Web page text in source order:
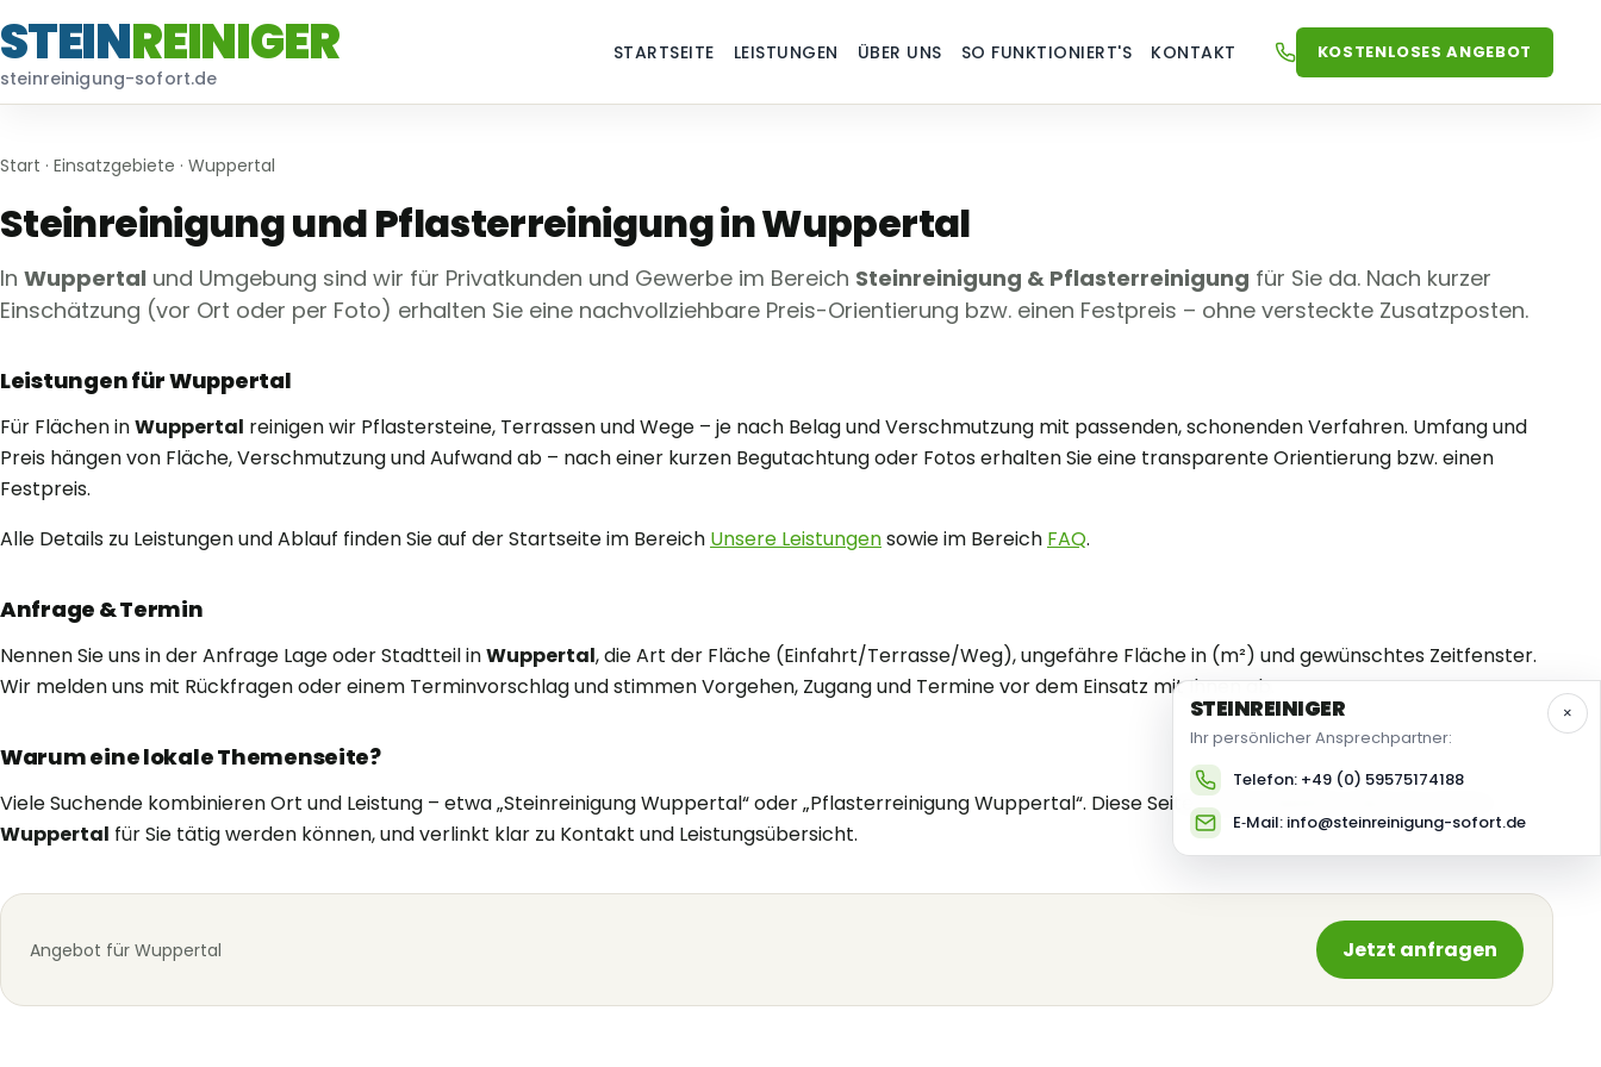
STEINREINIGER
steinreinigung-sofort.de
STARTSEITE LEISTUNGEN ÜBER UNS SO FUNKTIONIERT'S KONTAKT JETZT ANRUFEN
+49 (0) 59575174188
KOSTENLOSES ANGEBOT
Start · Einsatzgebiete · Wuppertal
Steinreinigung und Pflasterreinigung in Wuppertal
In Wuppertal und Umgebung sind wir für Privatkunden und Gewerbe im Bereich Steinreinigung & Pflasterreinigung für Sie da. Nach kurzer
Einschätzung (vor Ort oder per Foto) erhalten Sie eine nachvollziehbare Preis-Orientierung bzw. einen Festpreis – ohne versteckte Zusatzposten.
Leistungen für Wuppertal
Für Flächen inWuppertal reinigen wir Pflastersteine, Terrassen und Wege – je nach Belag und Verschmutzung mit passenden, schonenden Verfahren. Umfang und
Preis hängen von Fläche, Verschmutzung und Aufwand ab – nach einer kurzen Begutachtung oder Fotos erhalten Sie eine transparente Orientierung bzw. einen
Festpreis.
Alle Details zu Leistungen und Ablauf finden Sie auf der Startseite im Bereich Unsere Leistungensowie im Bereich FAQ.
Anfrage & Termin
Nennen Sie uns in der Anfrage Lage oder Stadtteil inWuppertal, die Art der Fläche (Einfahrt/Terrasse/Weg), ungefähre Fläche in (m²) und gewünschtes Zeitfenster.
Wir melden uns mit Rückfragen oder einem Terminvorschlag und stimmen Vorgehen, Zugang und Termine vor dem Einsatz mit Ihnen ab.
Warum eine lokale Themenseite?
Viele Suchende kombinieren Ort und Leistung – etwa „Steinreinigung Wuppertal“ oder „Pflasterreinigung Wuppertal“. Diese Seite macht deutlich, dass wir auch in
Wuppertal für Sie tätig werden können, und verlinkt klar zu Kontakt und Leistungsübersicht.
Angebot für Wuppertal Jetzt anfragen
×
STEINREINIGER
Ihr persönlicher Ansprechpartner:
Telefon: +49 (0) 59575174188
E‑Mail: info@steinreinigung-sofort.de